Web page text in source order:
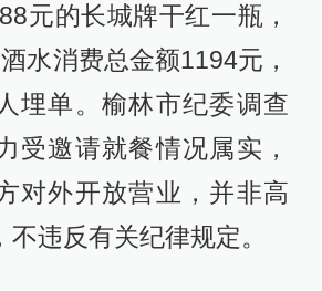
元的长城牌干红一瓶，
水消费总金额1194元，
埋单。榆林市纪委调查
受邀请就餐情况属实，
对外开放营业，并非高
违反有关纪律规定。